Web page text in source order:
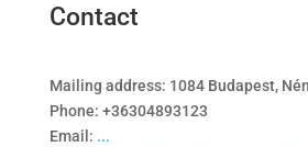
Contact
Mailing address: 1084 Budapest,
Phone: +36304893123
Email: ...